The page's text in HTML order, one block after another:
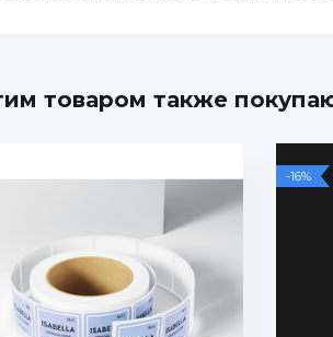
товаром также
-16%